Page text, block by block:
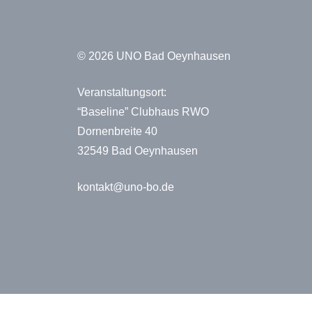
© 2026 UNO Bad Oeynhausen
Veranstaltungsort:
“Baseline” Clubhaus RWO
Dornenbreite 40
32549 Bad Oeynhausen
kontakt@uno-bo.de